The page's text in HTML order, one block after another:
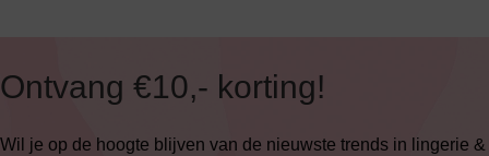
Ontvang €10,- korting!
Wil je op de hoogte blijven van de nieuwste trends in lingerie &